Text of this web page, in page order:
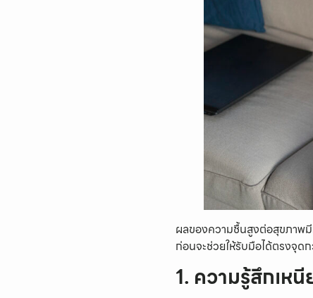
ผลของความชื้นสูงต่อสุขภาพ
ก่อนจะช่วยให้รับมือได้ตรงจุด
1. ความรู้สึกเห